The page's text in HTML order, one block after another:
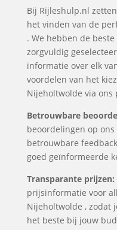
Bij Rijleshulp.nl
het vinden van de
. We hebben de
zorgvuldig
informatie over elk
voordelen van het
Nijeholtwolde via ons
Betrouwbare
beoordelingen op
betrouwbare
goed geïnformeerde
Transparante prijzen:
prijsinformatie voor
Nijeholtwolde , zodat
het beste bij jouw